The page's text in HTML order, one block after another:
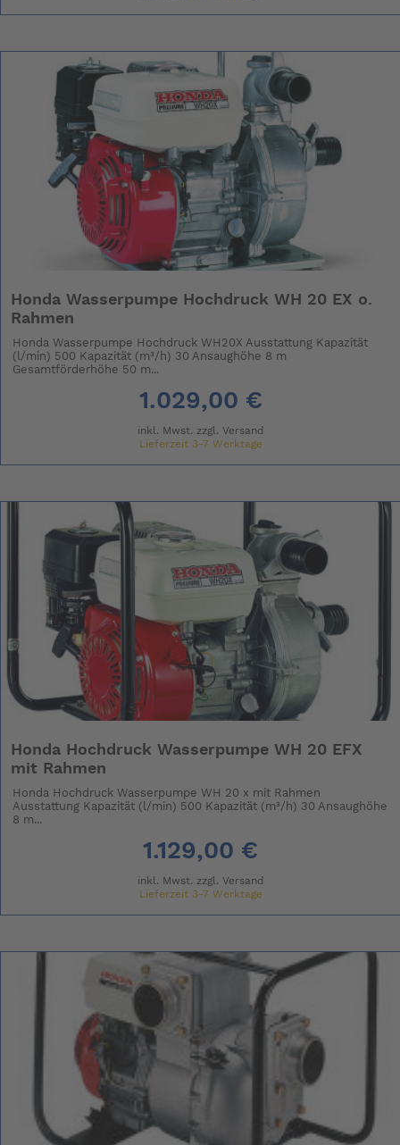
Honda Wasserpumpe Hochdruck WH 20 EX o.
Rahmen
Honda Wasserpumpe Hochdruck WH20X Ausstattung Kapazität
(l/min) 500 Kapazität (m³/h) 30 Ansaughöhe 8 m
Gesamtförderhöhe 50 m...
1.029,00 €
inkl. Mwst. zzgl. Versand
Lieferzeit 3-7 Werktage
Honda Hochdruck Wasserpumpe WH 20 EFX
mit Rahmen
Honda Hochdruck Wasserpumpe WH 20 x mit Rahmen
Ausstattung Kapazität (l/min) 500 Kapazität (m³/h) 30 Ansaughöhe
8 m...
1.129,00 €
inkl. Mwst. zzgl. Versand
Lieferzeit 3-7 Werktage